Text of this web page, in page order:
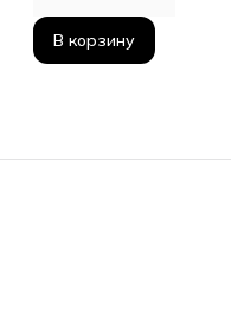
В корзину